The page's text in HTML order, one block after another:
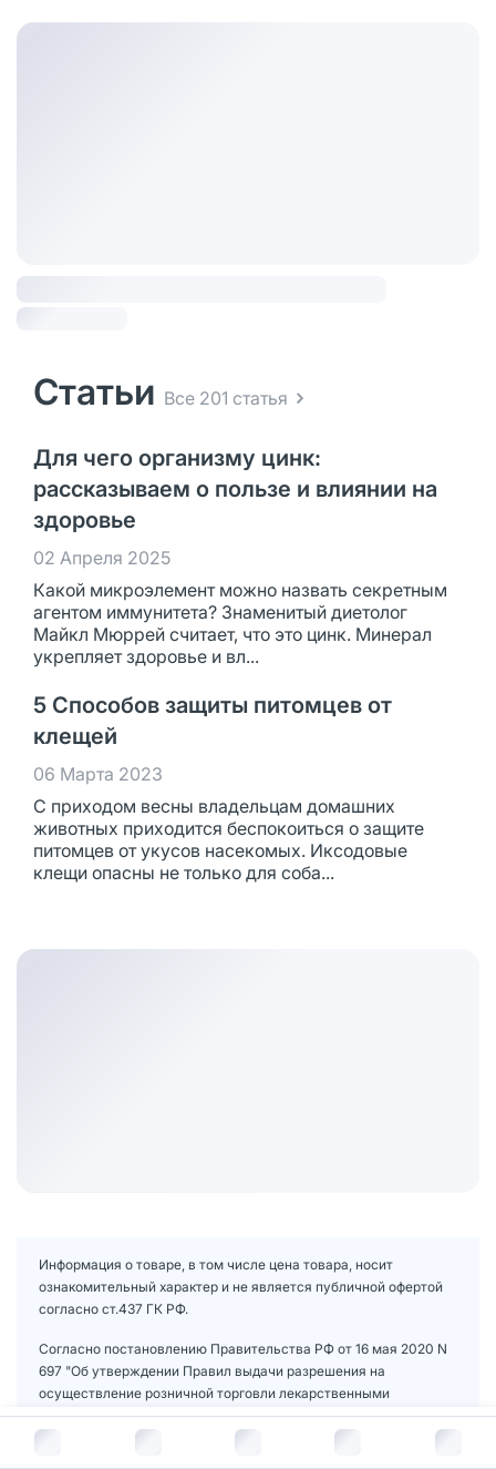
В корзину за руб.
Статьи Все 201 статья
Для чего организму цинк:
рассказываем о пользе и влиянии на
здоровье
02 Апреля 2025
Какой микроэлемент можно назвать секретным
агентом иммунитета? Знаменитый диетолог
Майкл Мюррей считает, что это цинк. Минерал
укрепляет здоровье и вл...
5 Способов защиты питомцев от
клещей
06 Марта 2023
С приходом весны владельцам домашних
животных приходится беспокоиться о защите
питомцев от укусов насекомых. Иксодовые
клещи опасны не только для соба...
Информация о товаре, в том числе цена товара, носит
ознакомительный характер и не является публичной офертой
согласно ст.437 ГК РФ.
Согласно постановлению Правительства РФ от 16 мая 2020 N
697 "Об утверждении Правил выдачи разрешения на
осуществление розничной торговли лекарственными
препаратами для медицинского применения дистанционным
способом, осуществления такой торговли и доставки